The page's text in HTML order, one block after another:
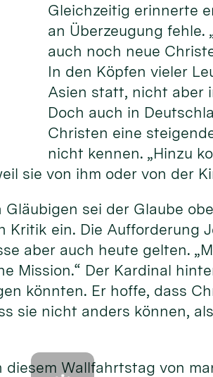
Gleichzeitig erinnerte
an Überzeugung fehle.
auch noch neue
In den Köpfen vieler
Asien statt, nicht aber
Doch auch in
Christen eine
nicht kennen. „Hinzu
sie von ihm oder von der
Gläubigen sei der Glaube
Kritik ein. Die Aufforderung
aber auch heute gelten.
Mission.“ Der Kardinal
könnten. Er hoffe, dass
sie nicht anders können,
diesem Wallfahrtstag von